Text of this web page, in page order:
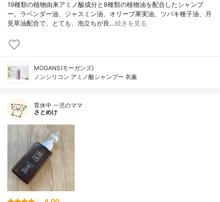
19種類の植物由来アミノ酸成分と8種類の植物油を配合したシャンプ
ー。ラベンダー油、ジャスミン油、オリーブ果実油、ツバキ種子油、月
見草油配合で、とても、泡立ちが良…続きを見る
MOGANS(モーガンズ)
ノンシリコン アミノ酸シャンプー 衣薫
育休中 一児のママ
さとめけ